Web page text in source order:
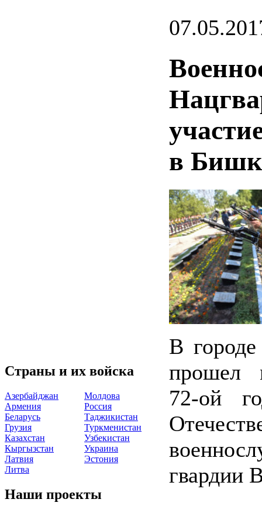
Страны и их войска
Азербайджан
Армения
Беларусь
Грузия
Казахстан
Кыргызстан
Латвия
Литва
Молдова
Россия
Таджикистан
Туркменистан
Узбекистан
Украина
Эстония
Наши проекты
в
В
прошел
72-ой
гвардии